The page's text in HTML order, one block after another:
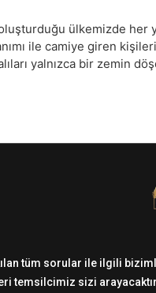
ülkemizde her
ile camiye giren
yalnızca bir zemin
tüm sorular ile ilgili
temsilcimiz sizi